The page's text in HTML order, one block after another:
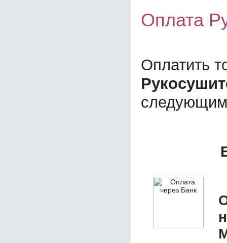
Оплата
Оплатить